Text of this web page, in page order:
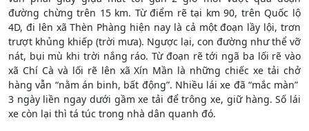
đường chừng trên 15 km. Từ điểm rẽ tại km 90, trên Quốc lộ
4D, đi lên xã Thèn Phàng hiện nay là cả một đoạn lầy lội, trơn
trượt khủng khiếp (trời mưa). Ngược lại, con đường như thể vỡ
nát, bụi mù khi trời nắng ráo. Từ đoạn rẽ tới ngã ba lối rẽ vào
xã Chí Cà và lối rẽ lên xã Xín Mần là những chiếc xe tải chở
hàng vẫn “nằm án binh, bất động”. Nhiều lái xe đã “mắc màn”
3 ngày liền ngay dưới gầm xe tải để trông xe, giữ hàng. Số lái
xe còn lại thì tá túc trong nhà dân quanh đó.